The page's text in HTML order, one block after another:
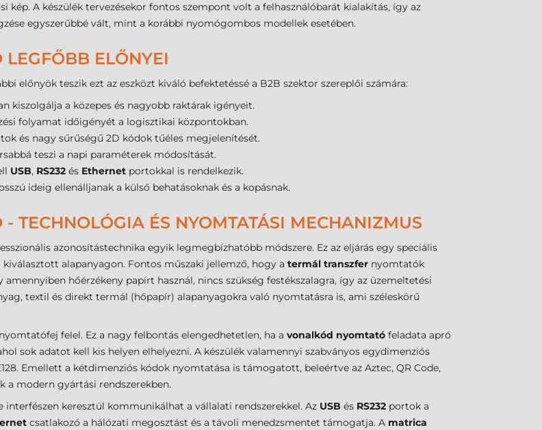
A készülék tervezésekor fontos szempont volt a felhasználóbarát kialakítás, így az
egyszerűbbé vált, mint a korábbi nyomógombos modellek esetében.
ELŐNYEI
előnyök teszik ezt az eszközt kiváló befektetéssé a B2B szektor szereplői számára:
kiszolgálja a közepes és nagyobb raktárak igényeit.
folyamat időigényét a logisztikai központokban.
és nagy sűrűségű 2D kódok tűéles megjelenítését.
teszi a napi paraméterek módosítását.
USB, RS232 és Ethernet portokkal is rendelkezik.
ideig ellenálljanak a külső behatásoknak és a kopásnak.
TECHNOLÓGIA ÉS NYOMTATÁSI MECHANIZMUS
azonosítástechnika egyik legmegbízhatóbb módszere. Ez az eljárás egy speciális
alapanyagon. Fontos műszaki jellemző, hogy a termál transzfer nyomtatók
hőérzékeny papírt használ, nincs szükség festékszalagra, így az üzemeltetési
textil és direkt termál (hőpapír) alapanyagokra való nyomtatásra is, ami széleskörű
felel. Ez a nagy felbontás elengedhetetlen, ha a vonalkód nyomtató feladata apró
sok adatot kell kis helyen elhelyezni. A készülék valamennyi szabványos egydimenziós
Emellett a kétdimenziós kódok nyomtatása is támogatott, beleértve az Aztec, QR Code,
a modern gyártási rendszerekben.
keresztül kommunikálhat a vállalati rendszerekkel. Az USB és RS232 portok a
csatlakozó a hálózati megosztást és a távoli menedzsmentet támogatja. A matrica